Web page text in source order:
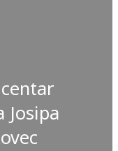
Josipa